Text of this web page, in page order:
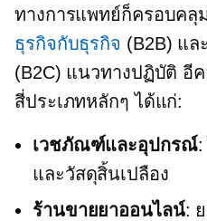
ทางการแพทย์ก็ครอบคลุ
ธุรกิจกับธุรกิจ (B2B) และ
(B2C) แนวทางปฏิบัติ อี
สี่ประเภทหลักๆ ได้แก่:
เวชภัณฑ์และอุปกรณ์
และวัสดุสิ้นเปลือง
ร้านขายยาออนไลน์: